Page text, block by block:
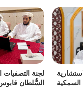
لجنة التصفيات
السُّلطان